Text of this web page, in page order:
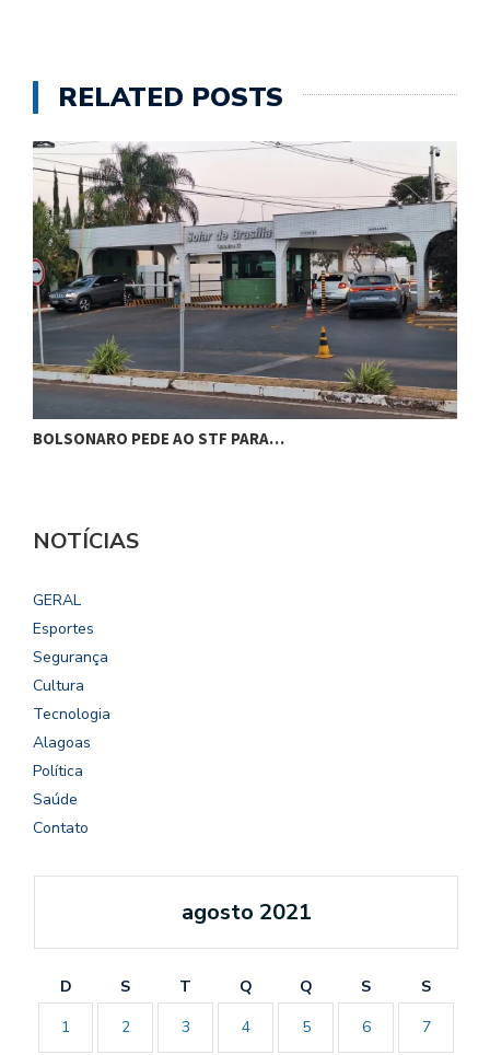
RELATED POSTS
BOLSONARO PEDE AO STF PARA…
NOTÍCIAS
GERAL
Esportes
Segurança
Cultura
Tecnologia
Alagoas
Política
Saúde
Contato
agosto 2021
D S T Q Q S
S
1
2 3 4 5 6 7